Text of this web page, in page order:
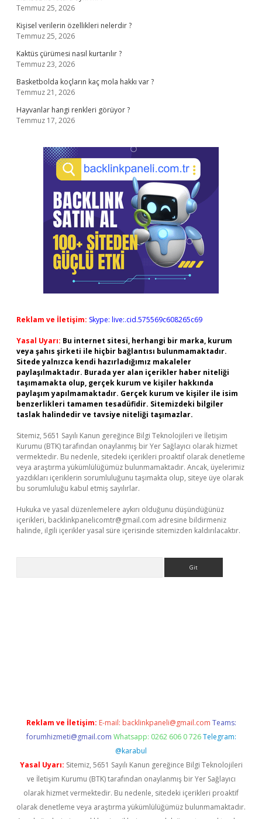
Temmuz 25, 2026
Kişisel verilerin özellikleri nelerdir ?
Temmuz 25, 2026
Kaktüs çürümesi nasıl kurtarılır ?
Temmuz 23, 2026
Basketbolda koçların kaç mola hakkı var ?
Temmuz 21, 2026
Hayvanlar hangi renkleri görüyor ?
Temmuz 17, 2026
Reklam ve İletişim: Skype: live:.cid.575569c608265c69
Yasal Uyarı: Bu internet sitesi, herhangi bir marka, kurum
veya şahıs şirketi ile hiçbir bağlantısı bulunmamaktadır.
Sitede yalnızca kendi hazırladığımız makaleler
paylaşılmaktadır. Burada yer alan içerikler haber niteliği
taşımamakta olup, gerçek kurum ve kişiler hakkında
paylaşım yapılmamaktadır. Gerçek kurum ve kişiler ile isim
benzerlikleri tamamen tesadüfidir. Sitemizdeki bilgiler
taslak halindedir ve tavsiye niteliği taşımazlar.
Sitemiz, 5651 Sayılı Kanun gereğince Bilgi Teknolojileri ve İletişim
Kurumu (BTK) tarafından onaylanmış bir Yer Sağlayıcı olarak hizmet
vermektedir. Bu nedenle, sitedeki içerikleri proaktif olarak denetleme
veya araştırma yükümlülüğümüz bulunmamaktadır. Ancak, üyelerimiz
yazdıkları içeriklerin sorumluluğunu taşımakta olup, siteye üye olarak
bu sorumluluğu kabul etmiş sayılırlar.
Hukuka ve yasal düzenlemelere aykırı olduğunu düşündüğünüz
içerikleri, backlinkpanelicomtr@gmail.com adresine bildirmeniz
halinde, ilgili içerikler yasal süre içerisinde sitemizden kaldırılacaktır.
Reklam ve İletişim: E-mail: backlinkpaneli@gmail.com Teams:
forumhizmeti@gmail.com Whatsapp: 0262 606 0 726 Telegram:
@karabul
Yasal Uyarı: Sitemiz, 5651 Sayılı Kanun gereğince Bilgi Teknolojileri
ve İletişim Kurumu (BTK) tarafından onaylanmış bir Yer Sağlayıcı
olarak hizmet vermektedir. Bu nedenle, sitedeki içerikleri proaktif
olarak denetleme veya araştırma yükümlülüğümüz bulunmamaktadır.